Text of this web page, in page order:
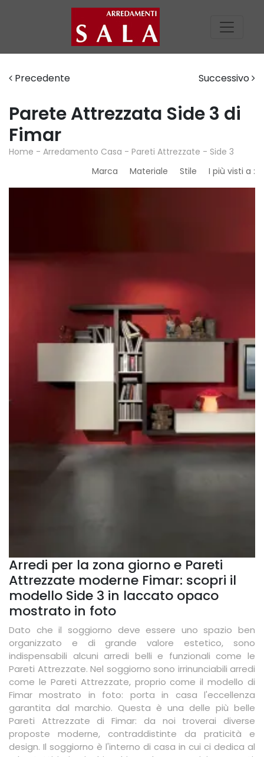
Precedente Successivo
Parete Attrezzata Side 3 di
Fimar
Home - Arredamento Casa - Pareti Attrezzate - Side 3
Marca
Materiale Stile I più visti a :
Arredi per la zona giorno e Pareti
Attrezzate moderne Fimar: scopri il
modello Side 3 in laccato opaco
mostrato in foto
Dato che il soggiorno deve essere uno spazio ben
organizzato e di grande valore estetico, sono
indispensabili alcuni arredi belli e funzionali come le
Pareti Attrezzate. Nel soggiorno sono irrinunciabili arredi
come le Pareti Attrezzate, proprio come il modello di
Fimar mostrato in foto: porta in casa l'eccellenza
garantita dal marchio. Questa è una delle più belle
Pareti Attrezzate di Fimar: da noi troverai diverse
proposte moderne, contraddistinte da praticità e
design. Il soggiorno è l'interno di casa in cui ci dedica al